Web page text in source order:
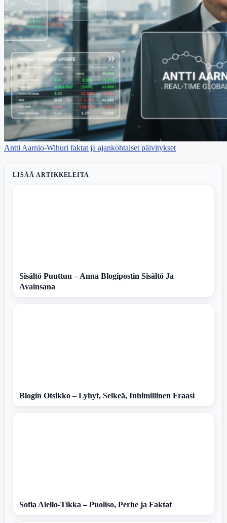
Antti Aarnio-Wihuri faktat ja ajankohtaiset päivitykset
LISÄÄ ARTIKKELEITA
Sisältö Puuttuu – Anna Blogipostin Sisältö Ja
Avainsana
Blogin Otsikko – Lyhyt, Selkeä, Inhimillinen Fraasi
Sofia Aiello-Tikka – Puoliso, Perhe ja Faktat